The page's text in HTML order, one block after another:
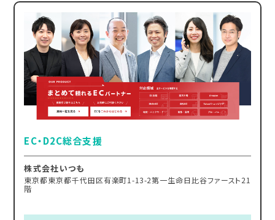
EC・D2C総合支援
株式会社いつも
東京都東京都千代田区有楽町1-13-2第一生命日比谷ファースト21
階